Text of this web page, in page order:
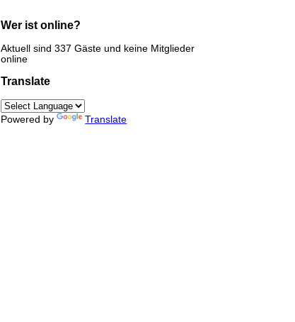
Wer ist online?
Aktuell sind 337 Gäste und keine Mitglieder
online
Translate
Powered by Translate